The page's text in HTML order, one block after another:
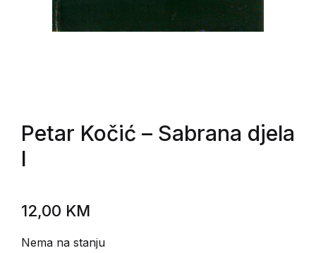
Petar Kočić – Sabrana djela
I
12,00 KM
Nema na stanju